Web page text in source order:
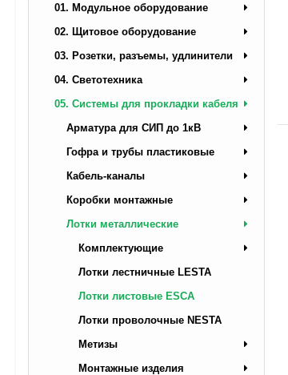
01. Модульное оборудование
02. Щитовое оборудование
03. Розетки, разъемы, удлинители
04. Светотехника
05. Системы для прокладки кабеля
Арматура для СИП до 1кВ
Гофра и трубы пластиковые
Кабель-каналы
Коробки монтажные
Лотки металлические
Комплектующие
Лотки лестничные LESTA
Лотки листовые ESCA
Лотки проволочные NESTA
Метизы
Монтажные изделия